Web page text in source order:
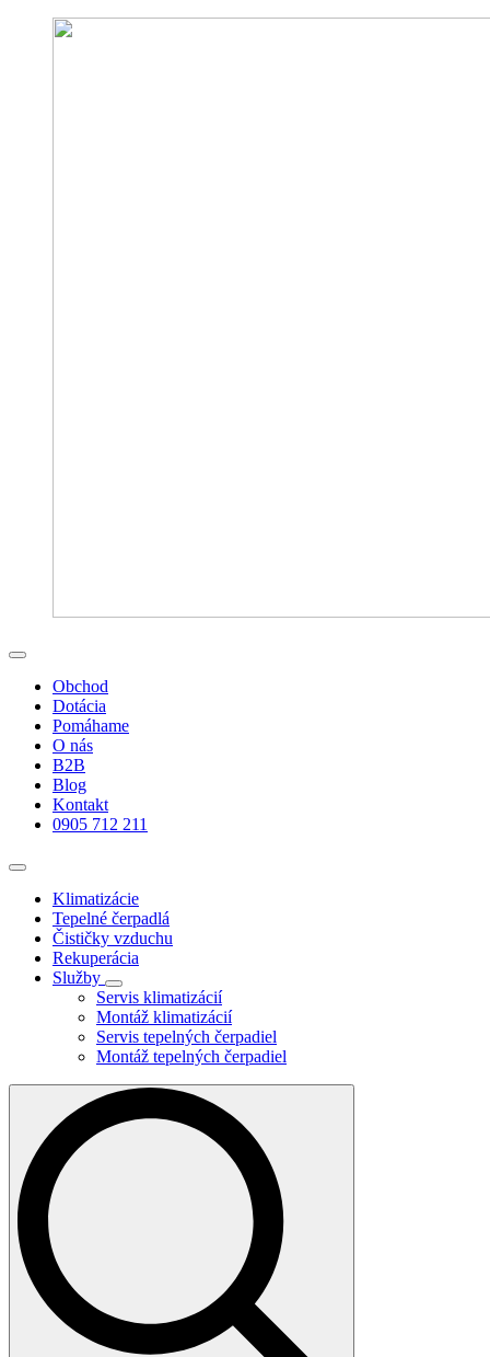
Obchod
Dotácia
Pomáhame
O nás
B2B
Blog
Kontakt
0905 712 211
Klimatizácie
Tepelné čerpadlá
Čističky vzduchu
Rekuperácia
Služby
Servis klimatizácií
Montáž klimatizácií
Servis tepelných čerpadiel
Montáž tepelných čerpadiel